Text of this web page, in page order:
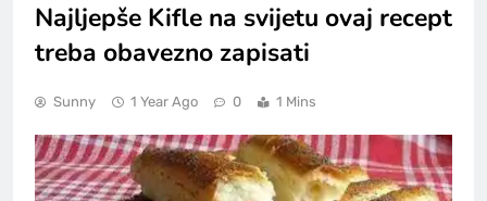
Najljepše Kifle na svijetu ovaj recept
treba obavezno zapisati
Sunny 1 Year Ago 0 1 Mins